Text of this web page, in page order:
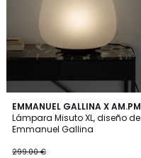
EMMANUEL GALLINA X AM.PM
Lámpara Misuto XL, diseño de
Emmanuel Gallina
299.00 €
4,1
/ 5